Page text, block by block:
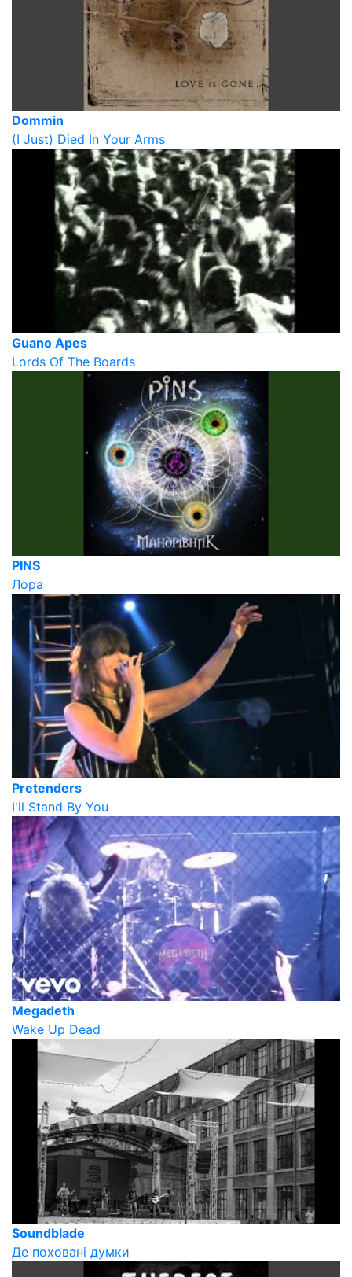
Dommin
(I Just) Died In Your Arms
Guano Apes
Lords Of The Boards
PINS
Лора
Pretenders
I'll Stand By You
Megadeth
Wake Up Dead
Soundblade
Де поховані думки